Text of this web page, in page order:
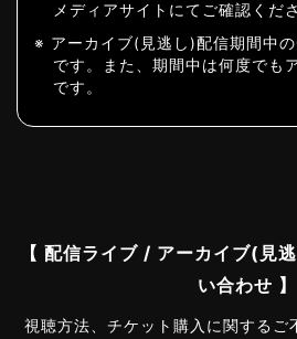
メディアサイトにてご確認くだ
※ アーカイブ(見逃し)配信期間中
です。また、期間中は何度でも
です。
【 配信ライブ / アーカイブ(見
い合わせ 】
視聴方法、チケット購入に関するご